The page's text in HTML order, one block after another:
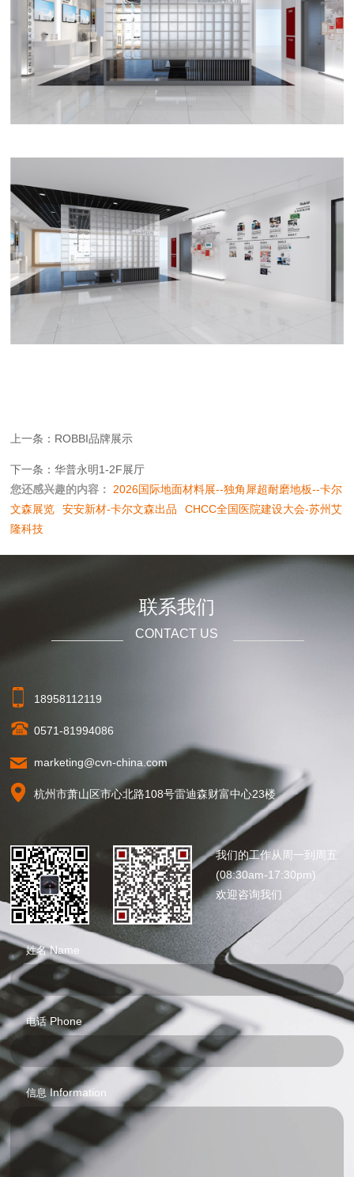
上一条：ROBBI品牌展示
下一条：华普永明1-2F展厅
您还感兴趣的内容： 2026国际地面材料展--独角犀超耐磨地板--卡尔
文森展览
安安新材-卡尔文森出品
CHCC全国医院建设大会-苏州艾
隆科技
联系我们
CONTACT US
18958112119
0571-81994086
marketing@cvn-china.com
杭州市萧山区市心北路108号雷迪森财富中心23楼
我们的工作从周一到周五
(08:30am-17:30pm)
欢迎咨询我们
姓名Name
电话Phone
信息Information